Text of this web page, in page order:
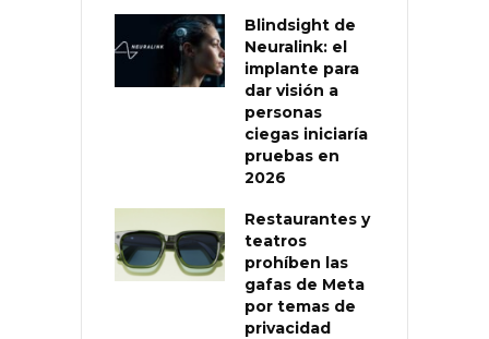
Blindsight de
Neuralink: el
implante para
dar visión a
personas
ciegas iniciaría
pruebas en
2026
Restaurantes y
teatros
prohíben las
gafas de Meta
por temas de
privacidad